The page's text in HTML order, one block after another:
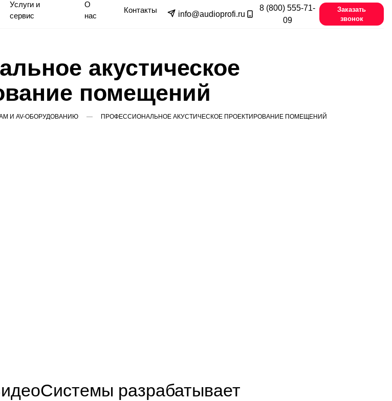
Услуги и
сервис
О
нас
Контакты info@audioprofi.ru
8 (800) 555-71-
09
Заказать
звонок
акустическое
помещений
И AV-ОБОРУДОВАНИЮ ПРОФЕССИОНАЛЬНОЕ АКУСТИЧЕСКОЕ ПРОЕКТИРОВАНИЕ ПОМЕЩЕНИЙ
разрабатывает